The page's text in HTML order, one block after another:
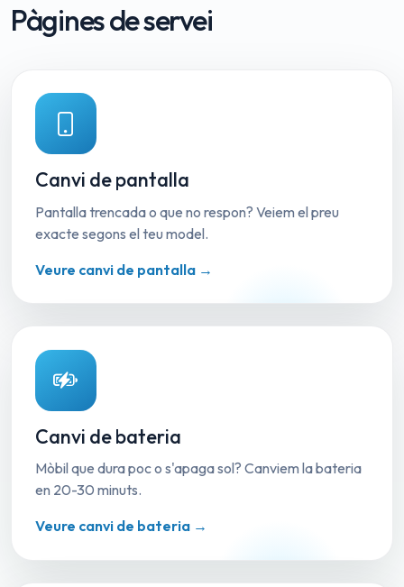
Pàgines de servei
Canvi de pantalla
Pantalla trencada o que no respon? Veiem el preu
exacte segons el teu model.
Veure canvi de pantalla →
Canvi de bateria
Mòbil que dura poc o s'apaga sol? Canviem la bateria
en 20-30 minuts.
Veure canvi de bateria →